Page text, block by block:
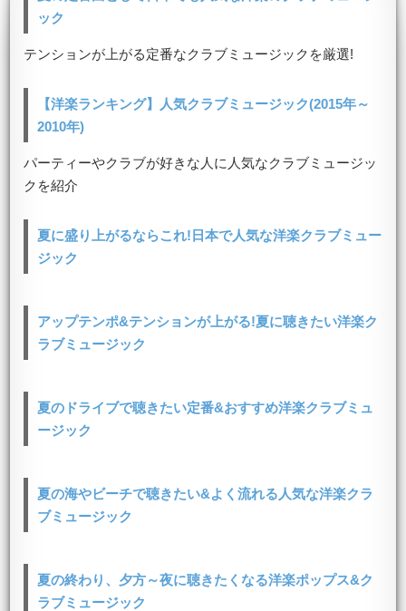
ック
テンションが上がる定番なクラブミュージックを厳選!
【洋楽ランキング】人気クラブミュージック(2015年～
2010年)
パーティーやクラブが好きな人に人気なクラブミュージッ
クを紹介
夏に盛り上がるならこれ!日本で人気な洋楽クラブミュー
ジック
アップテンポ&テンションが上がる!夏に聴きたい洋楽ク
ラブミュージック
夏のドライブで聴きたい定番&おすすめ洋楽クラブミュ
ージック
夏の海やビーチで聴きたい&よく流れる人気な洋楽クラ
ブミュージック
夏の終わり、夕方～夜に聴きたくなる洋楽ポップス&ク
ラブミュージック